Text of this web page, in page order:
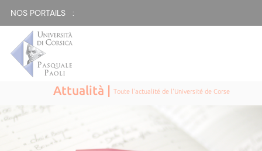
NOS PORTAILS :
Attualità |Toute l'actualité de l'Université de Corse